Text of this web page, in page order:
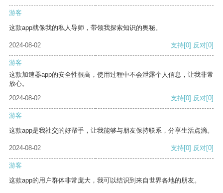
游客
这款app就像我的私人导师，带领我探索知识的奥秘。
2024-08-02 支持[0] 反对[0]
游客
这款加速器app的安全性很高，使用过程中不会泄露个人信息，让我非常
放心。
2024-08-02
支持[0] 反对[0]
游客
这款app是我社交的好帮手，让我能够与朋友保持联系，分享生活点滴。
2024-08-02 支持[0] 反对[0]
游客
这款app的用户群体非常庞大，我可以结识到来自世界各地的朋友。